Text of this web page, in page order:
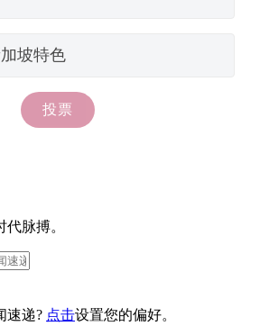
脉搏。
速递? 点击设置您的偏好。